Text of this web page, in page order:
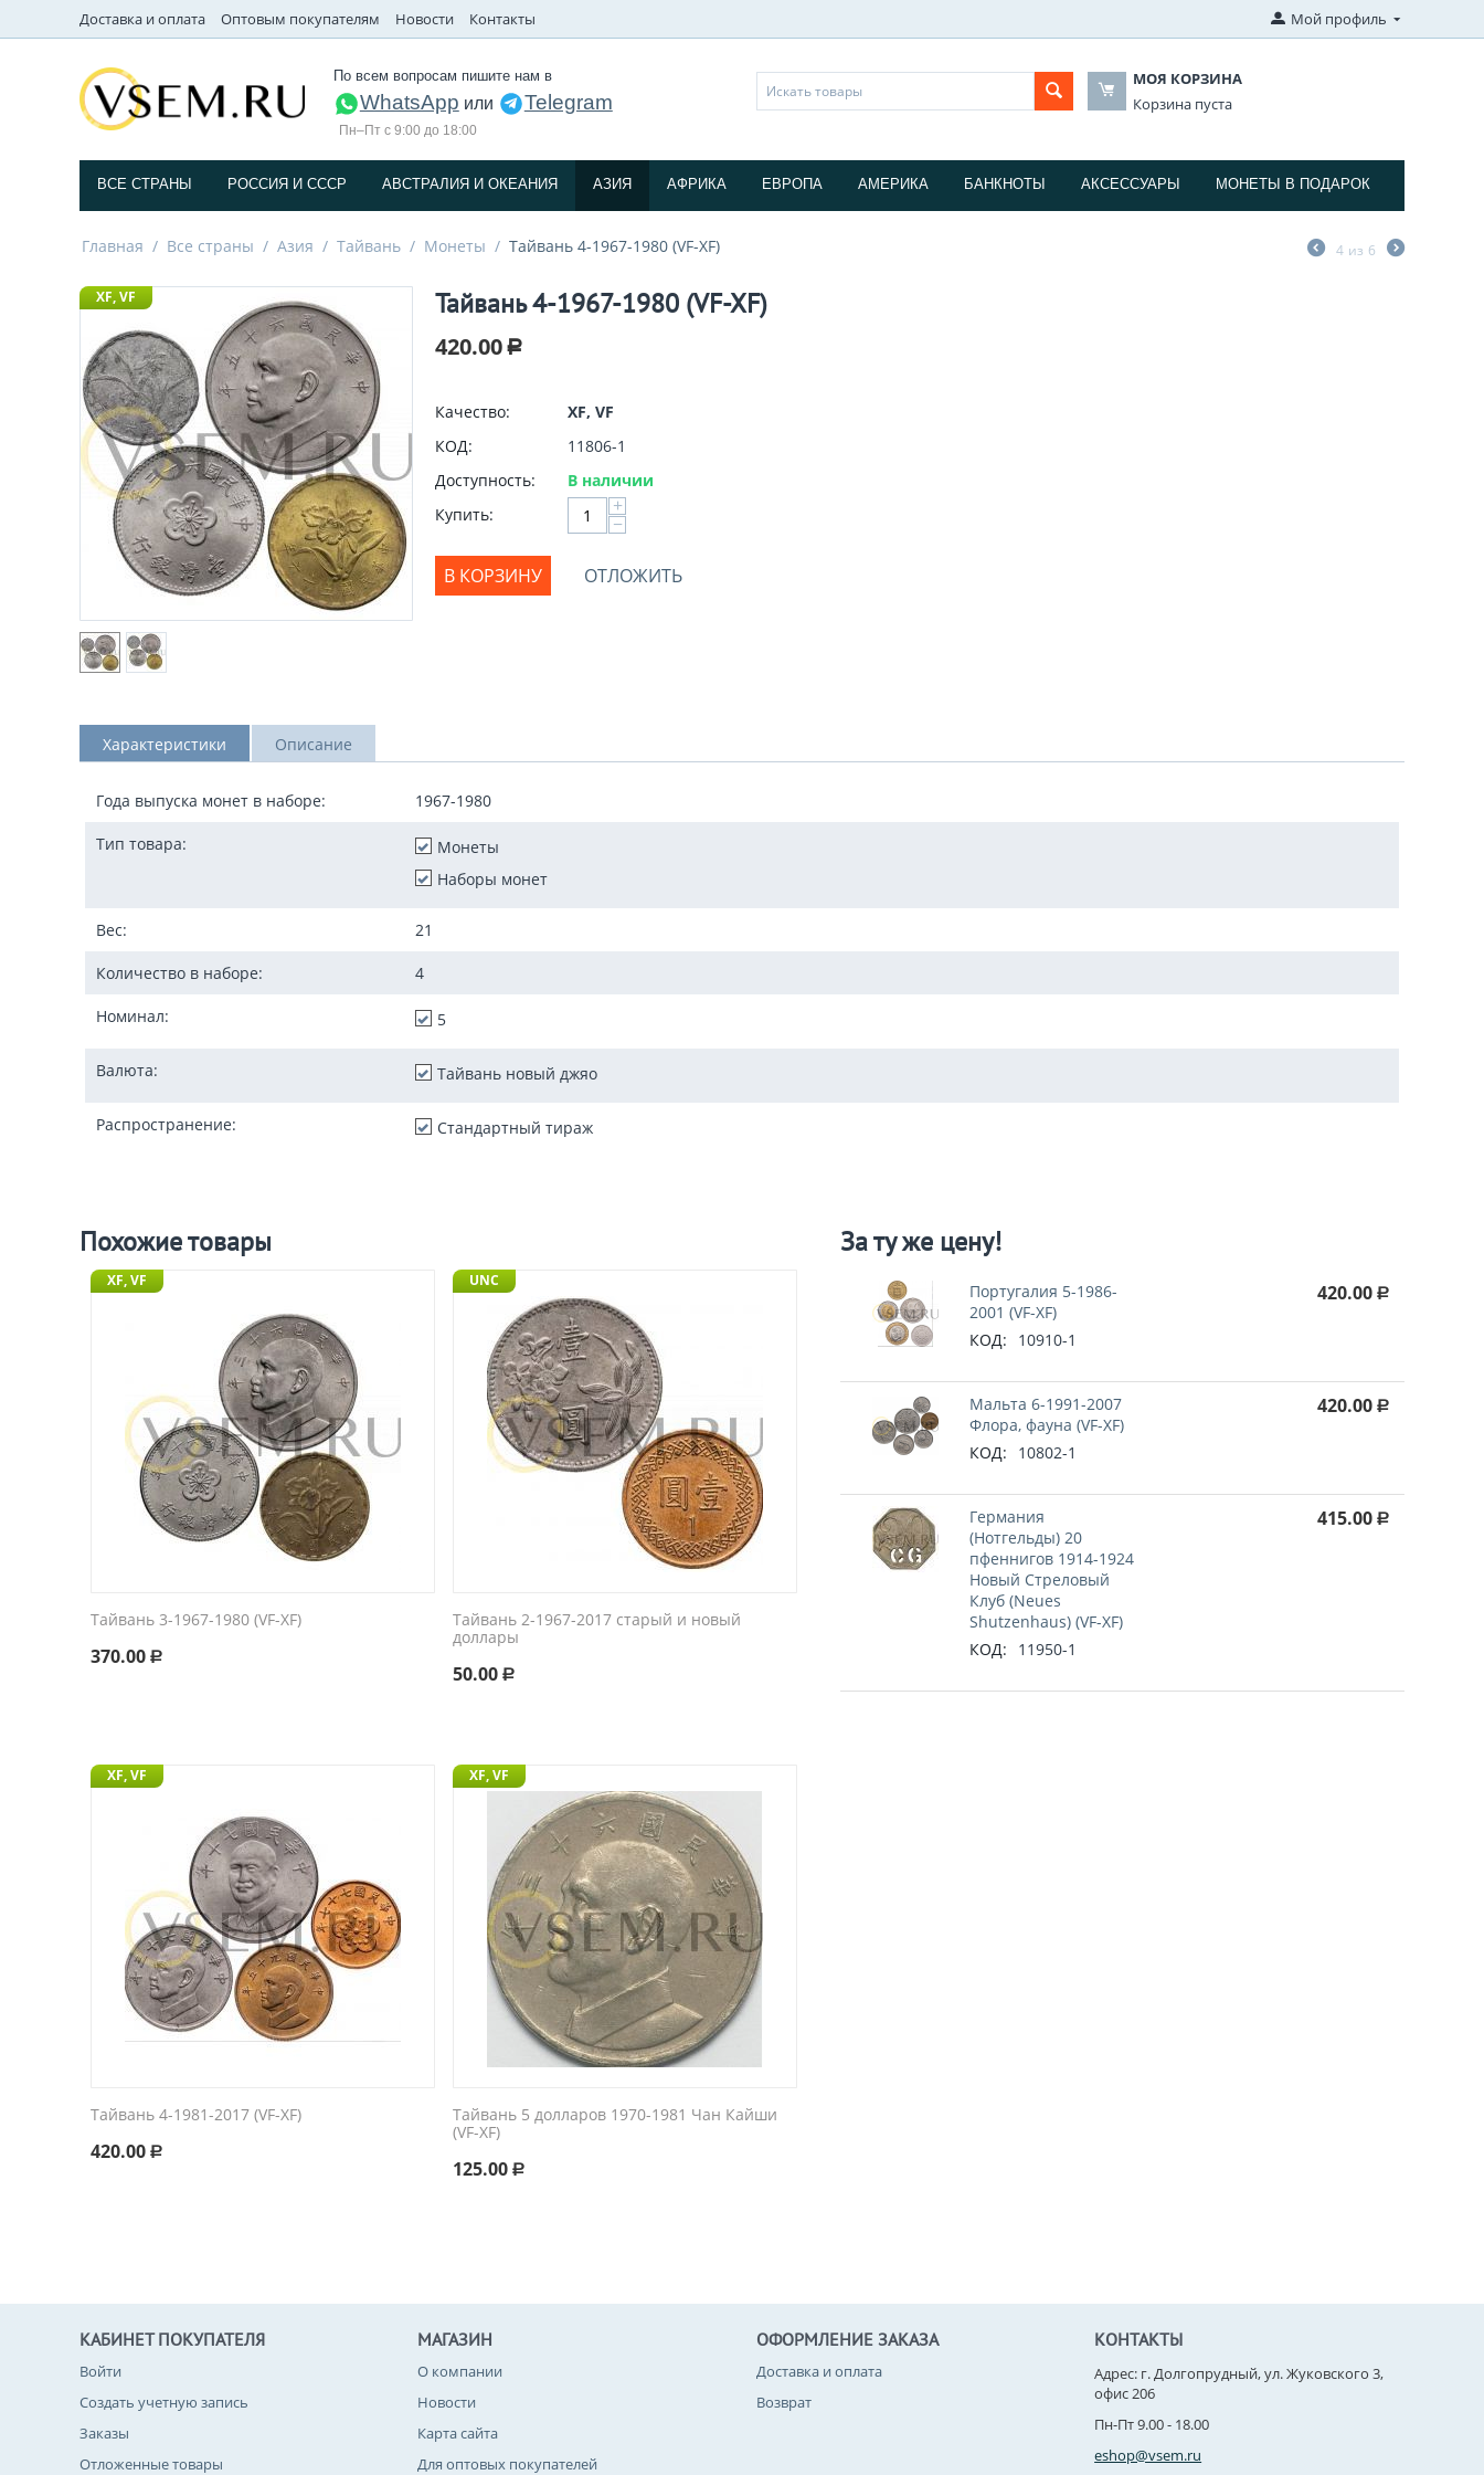
Доставка и оплата Оптовым покупателям Новости Контакты Мой профиль
По всем вопросам пишите нам в
WhatsApp или Telegram
Пн–Пт с 9:00 до 18:00
МОЯ КОРЗИНА
Корзина пуста
ВСЕ СТРАНЫ РОССИЯ И СССP АВСТРАЛИЯ И ОКЕАНИЯ АЗИЯ АФРИКА ЕВРОПА АМЕРИКА БАНКНОТЫ АКСЕССУАРЫ МОНЕТЫ В ПОДАРОК
Главная / Все страны / Азия / Тайвань / Монеты / Тайвань 4-1967-1980 (VF-XF) 4 из 6
XF, VF Тайвань 4-1967-1980 (VF-XF)
420.00 Р
Качество:
XF, VF
КОД:
11806-1
Доступность:
В наличии
Купить:
+
−
В КОРЗИНУ ОТЛОЖИТЬ
Характеристики Описание
Года выпуска монет в наборе: 1967-1980
Тип товара:
Монеты
Наборы монет
Вес: 21
Количество в наборе: 4
Номинал: 5
Валюта: Тайвань новый джяо
Распространение: Стандартный тираж
Похожие товары
XF, VF
Тайвань 3-1967-1980 (VF-XF)
370.00 Р
UNC
Тайвань 2-1967-2017 старый и новый
доллары
50.00 Р
XF, VF
Тайвань 4-1981-2017 (VF-XF)
420.00 Р
XF, VF
Тайвань 5 долларов 1970-1981 Чан Кайши
(VF-XF)
125.00 Р
За ту же цену!
Португалия 5-1986-
2001 (VF-XF)
КОД:
10910-1
420.00 Р
Мальта 6-1991-2007
Флора, фауна (VF-XF)
КОД:
10802-1
420.00 Р
Германия
(Нотгельды) 20
пфеннигов 1914-1924
Новый Стреловый
Клуб (Neues
Shutzenhaus) (VF-XF)
КОД:
11950-1
415.00 Р
КАБИНЕТ ПОКУПАТЕЛЯ
Войти
Создать учетную запись
Заказы
Отложенные товары
МАГАЗИН
О компании
Новости
Карта сайта
Для оптовых покупателей
ОФОРМЛЕНИЕ ЗАКАЗА
Доставка и оплата
Возврат
КОНТАКТЫ
Адрес: г. Долгопрудный, ул. Жуковского 3,
офис 206
Пн-Пт 9.00 - 18.00
eshop@vsem.ru